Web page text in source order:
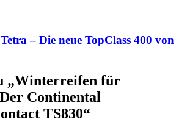
– Die neue TopClass 400 von
„Winterreifen für
Continental
TS830“